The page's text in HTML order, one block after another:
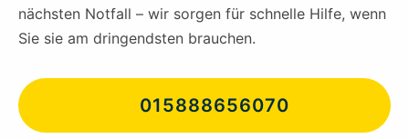
nächsten Notfall – wir sorgen für schnelle Hilfe, wenn
Sie sie am dringendsten brauchen.
015888656070